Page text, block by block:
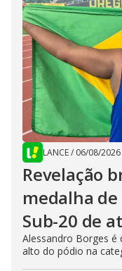
LANCE/ 06/08/2026
Revelação
medalha
Sub-20 de
Alessandro Borges é
alto do pódio na